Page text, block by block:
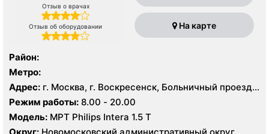
Отзыв о врачах
Отзыв об оборудовании На карте
Район:
Метро:
Адрес: г. Москва, г. Воскресенск, Больничный проезд,
д. 1, корп. 8
Режим работы: 8.00 - 20.00
Модель: МРТ Philips Intera 1.5 T
Округ: Новомосковский административный округ